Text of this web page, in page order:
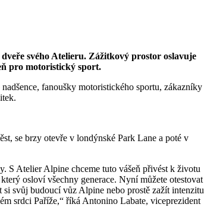
pro motoristický sport.
fanoušky motoristického sportu, zákazníky
se brzy otevře v londýnské Park Lane a poté v
S Atelier Alpine chceme tuto vášeň přivést k životu
osloví všechny generace. Nyní můžete otestovat
svůj budoucí vůz Alpine nebo prostě zažít intenzitu
srdci Paříže,“ říká Antonino Labate, viceprezident